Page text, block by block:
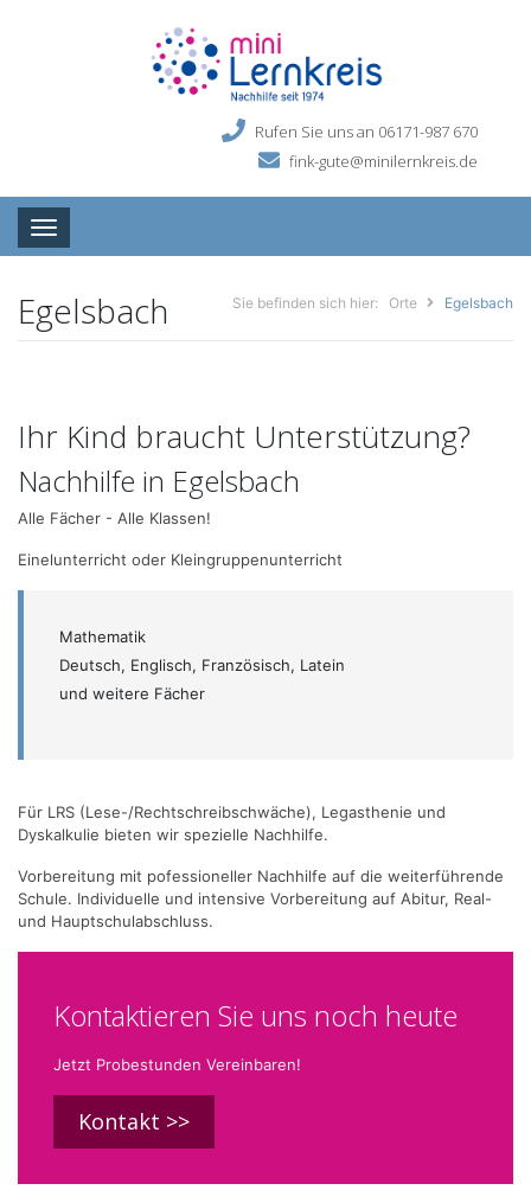
Rufen Sie uns an 06171-987 670
fink-gute@minilernkreis.de
Toggle navigation
Egelsbach Sie befinden sich hier: Orte Egelsbach
Ihr Kind braucht Unterstützung?
Nachhilfe in Egelsbach
Alle Fächer - Alle Klassen!
Einelunterricht oder Kleingruppenunterricht
Mathematik
Deutsch, Englisch, Französisch, Latein
und weitere Fächer
Für LRS (Lese-/Rechtschreibschwäche), Legasthenie und
Dyskalkulie bieten wir spezielle Nachhilfe.
Vorbereitung mit pofessioneller Nachhilfe auf die weiterführende
Schule. Individuelle und intensive Vorbereitung auf Abitur, Real-
und Hauptschulabschluss.
Kontaktieren Sie uns noch heute
Jetzt Probestunden Vereinbaren!
Kontakt >>